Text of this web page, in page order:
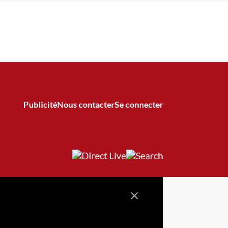
PublicitéNous contacterSe connecter